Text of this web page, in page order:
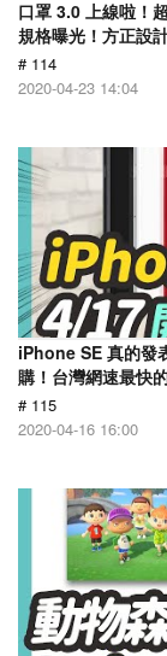
口罩 3.0 上線啦！
規格曝光！方正設
# 114
2020-04-23 14:04
​iPhone SE 真的發
購！台灣網速最快
# 115
2020-04-16 16:00